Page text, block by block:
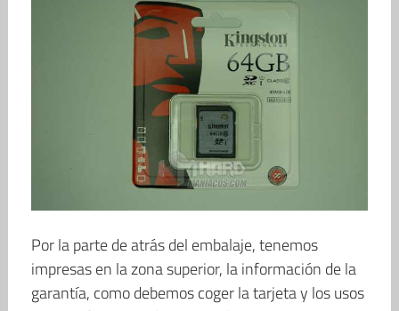
Por la parte de atrás del embalaje, tenemos
impresas en la zona superior, la información de la
garantía, como debemos coger la tarjeta y los usos